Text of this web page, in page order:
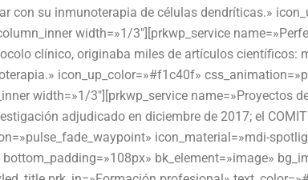
con su inmunoterapia de células dendríticas.»
width=»1/3″][prkwp_service
clínico, originaba miles de artículos científicos:
icon_up_color=»#f1c40f»
width=»1/3″][prkwp_service name=»Proyectos
adjudicado en diciembre de 2017; el COMITÉ
icon_material=»mdi-
bk_element=»image»